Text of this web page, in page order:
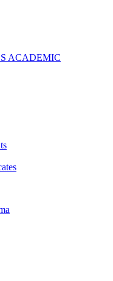
ACADEMIC